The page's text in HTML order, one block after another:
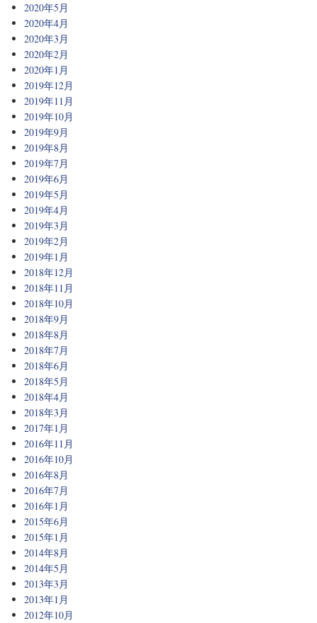
2020年5月
2020年4月
2020年3月
2020年2月
2020年1月
2019年12月
2019年11月
2019年10月
2019年9月
2019年8月
2019年7月
2019年6月
2019年5月
2019年4月
2019年3月
2019年2月
2019年1月
2018年12月
2018年11月
2018年10月
2018年9月
2018年8月
2018年7月
2018年6月
2018年5月
2018年4月
2018年3月
2017年1月
2016年11月
2016年10月
2016年8月
2016年7月
2016年1月
2015年6月
2015年1月
2014年8月
2014年5月
2013年3月
2013年1月
2012年10月